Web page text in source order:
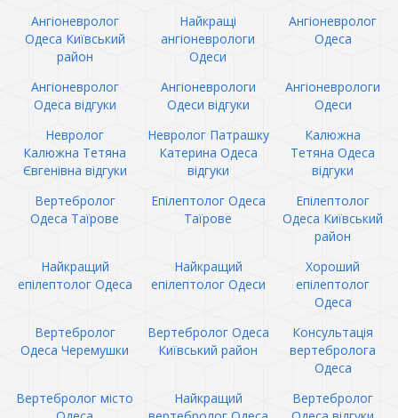
Ангіоневролог
Одеса Київський
район
Найкращі
ангіоневрологи
Одеси
Ангіоневролог
Одеса
Ангіоневролог
Одеса відгуки
Ангіоневрологи
Одеси відгуки
Ангіоневрологи
Одеси
Невролог
Калюжна Тетяна
Євгенівна відгуки
Невролог Патрашку
Катерина Одеса
відгуки
Калюжна
Тетяна Одеса
відгуки
Вертебролог
Одеса Таїрове
Епілептолог Одеса
Таїрове
Епілептолог
Одеса Київський
район
Найкращий
епілептолог Одеса
Найкращий
епілептолог Одеси
Хороший
епілептолог
Одеса
Вертебролог
Одеса Черемушки
Вертебролог Одеса
Київський район
Консультація
вертебролога
Одеса
Вертебролог місто
Найкращий
Вертебролог